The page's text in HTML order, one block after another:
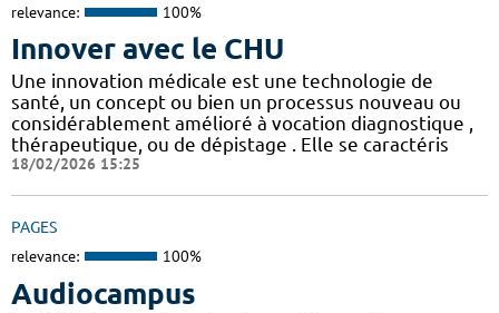
relevance: 100%
Innover avec le CHU
Une innovation médicale est une technologie de
santé, un concept ou bien un processus nouveau ou
considérablement amélioré à vocation diagnostique ,
thérapeutique, ou de dépistage . Elle se caractéris
18/02/2026 15:25
PAGES
relevance: 100%
Audiocampus